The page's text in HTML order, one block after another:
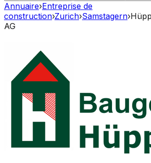
Annuaire›Entreprise de
construction›Zurich›Samstagern›
AG